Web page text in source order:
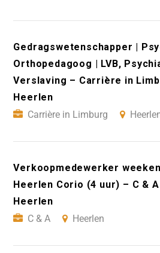
Gedragswetenschapper |
Orthopedagoog | LVB,
Verslaving – Carrière in
Heerlen
Carrière in Limburg
Verkoopmedewerker
Heerlen Corio (4 uur) – C & A
Heerlen
C & A
Heerlen